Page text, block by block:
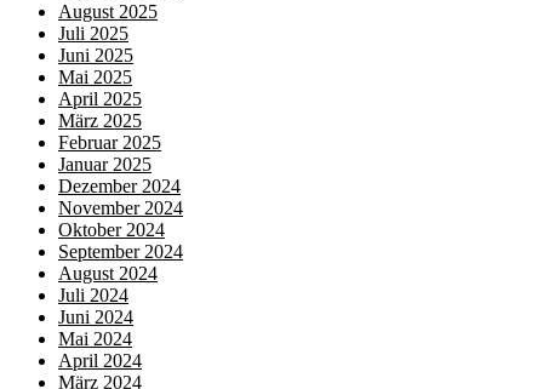
August 2025
Juli 2025
Juni 2025
Mai 2025
April 2025
März 2025
Februar 2025
Januar 2025
Dezember 2024
November 2024
Oktober 2024
September 2024
August 2024
Juli 2024
Juni 2024
Mai 2024
April 2024
März 2024